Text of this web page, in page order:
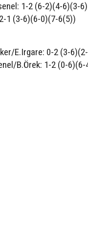
1-2 (6-2)(4-6)(3-6)
1 (3-6)(6-0)(7-6(5))
E.Irgare: 0-2 (3-
B.Örek: 1-2 (0-